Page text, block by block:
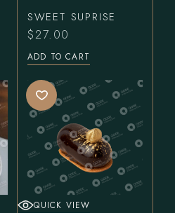
SWEET SUPRISE
$27.00
ADD TO CART
QUICK VIEW